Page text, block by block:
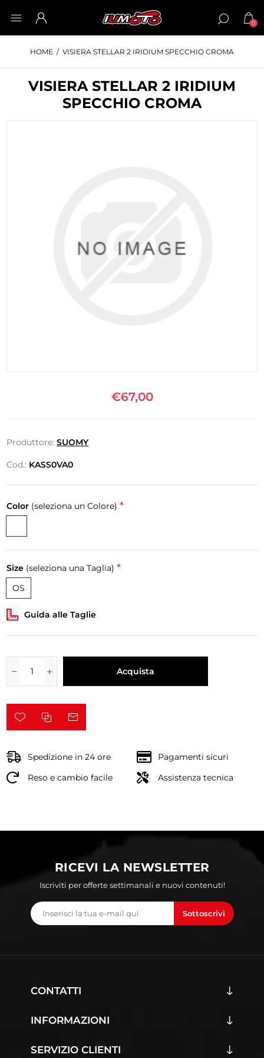
0
HOME / VISIERA STELLAR 2 IRIDIUM SPECCHIO CROMA
VISIERA STELLAR 2 IRIDIUM
SPECCHIO CROMA
€67,00
Produttore: SUOMY
Cod.: KASS0VA0
Color (seleziona un Colore) *
Size (seleziona una Taglia) *
OS
Guida alle Taglie
Acquista
Spedizione in 24 ore
Pagamenti sicuri
Reso e cambio facile
Assistenza tecnica
RICEVI LA NEWSLETTER
Iscriviti per offerte settimanali e nuovi contenuti!
Sottoscrivi
CONTATTI
INFORMAZIONI
SERVIZIO CLIENTI